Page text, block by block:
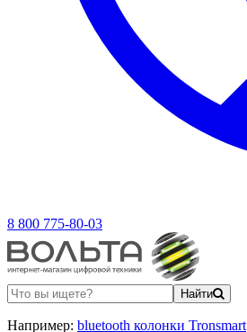
8 800 775-80-03
Найти
Например: bluetooth колонки Tronsmart